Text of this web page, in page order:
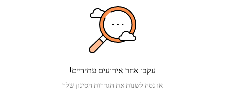
עקבו אחר אירועים עתידיים!
או נסה לשנות את הגדרות הסינון שלך